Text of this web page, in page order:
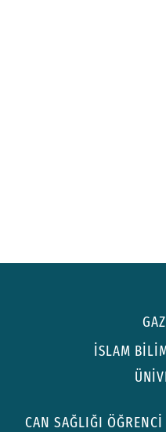
İSLAM
CAN SAĞLIĞI ÖĞRENCİ